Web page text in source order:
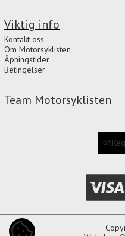
Team Motorsyklisten
Viktig info
Kontakt oss
Om Motorsyklisten
Åpningstider
Betingelser
COOKIE-